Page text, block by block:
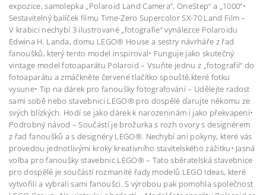
expozice, samolepka „Polaroid Land Camera“, OneStep“ a „1000“•
Sestavitelný balíček filmu Time-Zero Supercolor SX-70 Land Film –
V krabici nechybí 3 ilustrované „fotografie“ vynálezce Polaroidu
Edwina H. Landa, domu LEGO® House a sestry návrháře z řad
fanoušků, který tento model inspiroval• Funguje jako skutečný
vintage model fotoaparátu Polaroid – Vsuňte jednu z „fotografií“ do
fotoaparátu a zmáčkněte červené tlačítko spouště,které fotku
vysune• Tip na dárek pro fanoušky fotografování – Udělejte radost
sami sobě nebo stavebnici LEGO® pro dospělé darujte někomu ze
svých blízkých. Hodí se jako dárek k narozeninám i jako překvapení•
Podrobný návod – Součástí je brožurka s rozh ovory s designérem
z řad fanoušků a s designéry LEGO®. Nechybí ani pokyny, které vás
provedou jednotlivými kroky kreativního stavitelského zážitku• Jasná
volba pro fanoušky stavebnic LEGO® – Tato sběratelská stavebnice
pro dospělé je součástí rozmanité řady modelů LEGO Ideas, které
vytvořili a vybrali sami fanoušci. S výrobou pak pomohla společnost